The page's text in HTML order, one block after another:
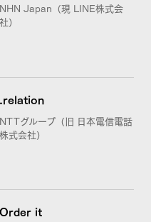
NHN Japan（現 LINE株式会
社）
.relation
NTTグループ（旧 日本電信電話
株式会社）
Order it